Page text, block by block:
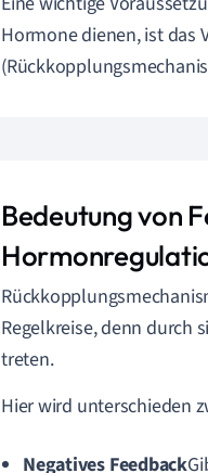
Hormone dienen, ist das
Bedeutung von
Regelkreise, denn durch
treten.
Hier wird unterschieden
Negatives Feedback